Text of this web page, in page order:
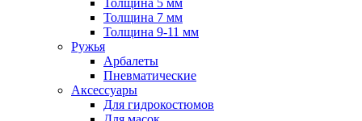
Толщина 5 мм
Толщина 7 мм
Толщина 9-11 мм
Ружья
Арбалеты
Пневматические
Аксессуары
Для гидрокостюмов